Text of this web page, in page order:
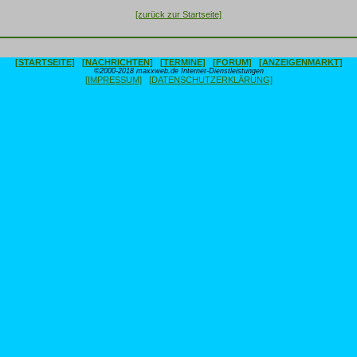
[zurück zur Startseite]
[STARTSEITE] [NACHRICHTEN] [TERMINE] [FORUM] [ANZEIGENMARKT]
©2000-2018 maxxweb.de Internet-Dienstleistungen
[IMPRESSUM] [DATENSCHUTZERKLÄRUNG]